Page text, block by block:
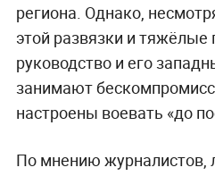
региона. Однако,
этой развязки и тяжёлые
руководство и его
занимают
настроены воевать «до
По мнению журналистов,